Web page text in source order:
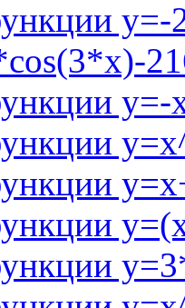
y=-